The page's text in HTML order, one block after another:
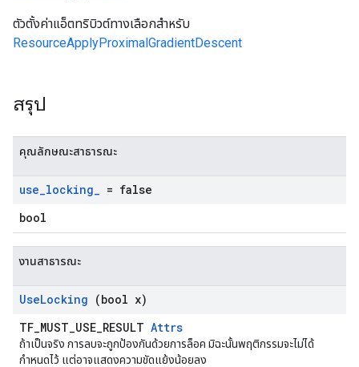
ตัวตั้งค่าแอ็ตทริบิวต์ทางเลือกสำหรับ
ResourceApplyProximalGradientDescent
สรุป
คุณลักษณะสาธารณะ
use_locking_ = false
bool
งานสาธารณะ
UseLocking (bool x)
TF_MUST_USE_RESULT Attrs
ถ้าเป็นจริง การลบจะถูกป้องกันด้วยการล็อค มิฉะนั้นพฤติกรรมจะไม่ได้
กำหนดไว้ แต่อาจแสดงความขัดแย้งน้อยลง